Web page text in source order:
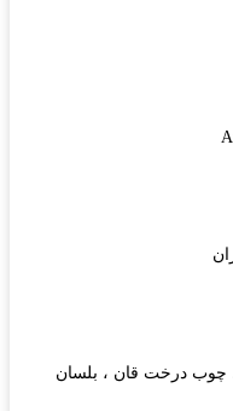
چوب درخت قان ، بلسان